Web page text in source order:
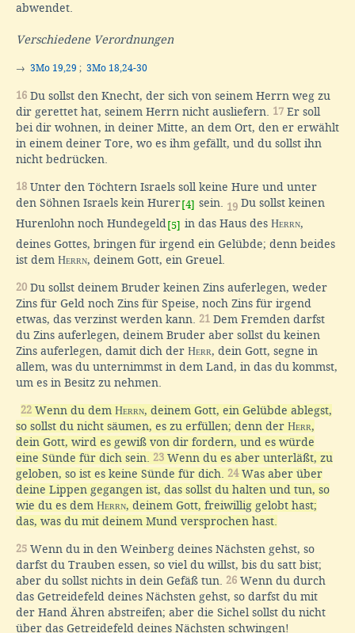
abwendet.
Verschiedene Verordnungen
→ 3Mo 19,29 ; 3Mo 18,24-30
16 Du sollst den Knecht, der sich von seinem Herrn weg zu
dir gerettet hat, seinem Herrn nicht ausliefern. 17 Er soll
bei dir wohnen, in deiner Mitte, an dem Ort, den er erwählt
in einem deiner Tore, wo es ihm gefällt, und du sollst ihn
nicht bedrücken.
18 Unter den Töchtern Israels soll keine Hure und unter
den Söhnen Israels kein Hurer[4] sein. 19 Du sollst keinen
Hurenlohn noch Hundegeld [5] in das Haus des Herrn,
deines Gottes, bringen für irgend ein Gelübde; denn beides
ist dem Herrn, deinem Gott, ein Greuel.
20 Du sollst deinem Bruder keinen Zins auferlegen, weder
Zins für Geld noch Zins für Speise, noch Zins für irgend
etwas, das verzinst werden kann. 21 Dem Fremden darfst
du Zins auferlegen, deinem Bruder aber sollst du keinen
Zins auferlegen, damit dich der Herr, dein Gott, segne in
allem, was du unternimmst in dem Land, in das du kommst,
um es in Besitz zu nehmen.
22 Wenn du dem Herrn, deinem Gott, ein Gelübde ablegst,
so sollst du nicht säumen, es zu erfüllen; denn der Herr,
dein Gott, wird es gewiß von dir fordern, und es würde
eine Sünde für dich sein. 23 Wenn du es aber unterläßt, zu
geloben, so ist es keine Sünde für dich. 24Was aber über
deine Lippen gegangen ist, das sollst du halten und tun, so
wie du es dem Herrn, deinem Gott, freiwillig gelobt hast;
das, was du mit deinem Mund versprochen hast.
25 Wenn du in den Weinberg deines Nächsten gehst, so
darfst du Trauben essen, so viel du willst, bis du satt bist;
aber du sollst nichts in dein Gefäß tun. 26 Wenn du durch
das Getreidefeld deines Nächsten gehst, so darfst du mit
der Hand Ähren abstreifen; aber die Sichel sollst du nicht
über das Getreidefeld deines Nächsten schwingen!